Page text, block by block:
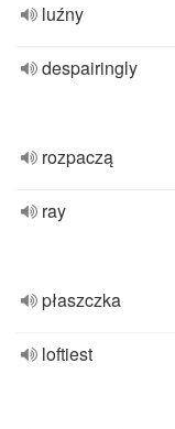
luźny
despairingly
rozpaczą
ray
płaszczka
loftiest